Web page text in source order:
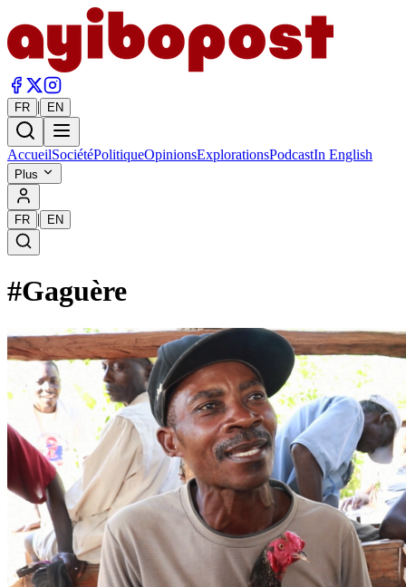
FR | EN
AccueilSociétéPolitiqueOpinionsExplorationsPodcastIn English
Plus
FR | EN
#Gaguère